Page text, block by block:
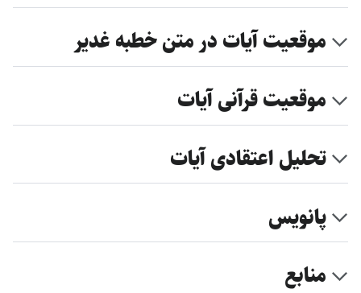
موقعیت آیات در متن خطبه غدیر
موقعیت قرآنی آیات
تحلیل اعتقادی آیات
پانویس
منابع